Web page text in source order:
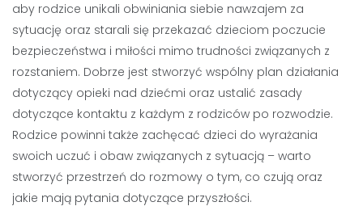
aby rodzice unikali obwiniania siebie nawzajem za
sytuację oraz starali się przekazać dzieciom poczucie
bezpieczeństwa i miłości mimo trudności związanych z
rozstaniem. Dobrze jest stworzyć wspólny plan działania
dotyczący opieki nad dziećmi oraz ustalić zasady
dotyczące kontaktu z każdym z rodziców po rozwodzie.
Rodzice powinni także zachęcać dzieci do wyrażania
swoich uczuć i obaw związanych z sytuacją – warto
stworzyć przestrzeń do rozmowy o tym, co czują oraz
jakie mają pytania dotyczące przyszłości.